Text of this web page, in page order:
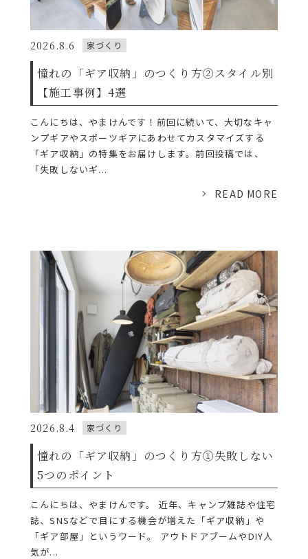
2026.8.6 家づくり
憧れの「ギア収納」のつくり方②スタイル別
【施工事例】4選
こんにちは、やまけんです！前回に続いて、大切なキャ
ンプギアやスポーツギアにあわせてカスタマイズする
「ギア収納」の特集をお届けします。前回投稿では、
「失敗しないギ...
READ MORE
2026.8.4 家づくり
憧れの「ギア収納」のつくり方①失敗しない
5つのポイント
こんにちは、やまけんです。 近年、キャンプ雑誌や住宅
誌、SNSなどで目にする機会が増えた「ギア収納」や
「ギア部屋」というワード。 アウトドアブームやDIY人
気が...